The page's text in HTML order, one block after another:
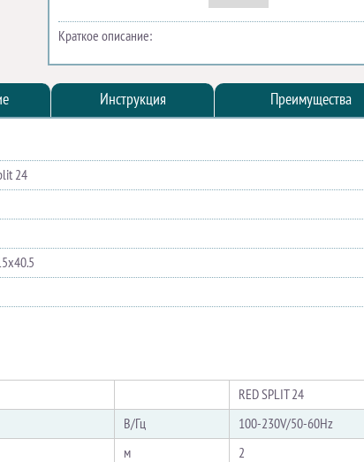
Краткое описание:
Инструкция Преимущества
24
RED SPLIT 24
В/Гц
100-230V/50-60Hz
м
2